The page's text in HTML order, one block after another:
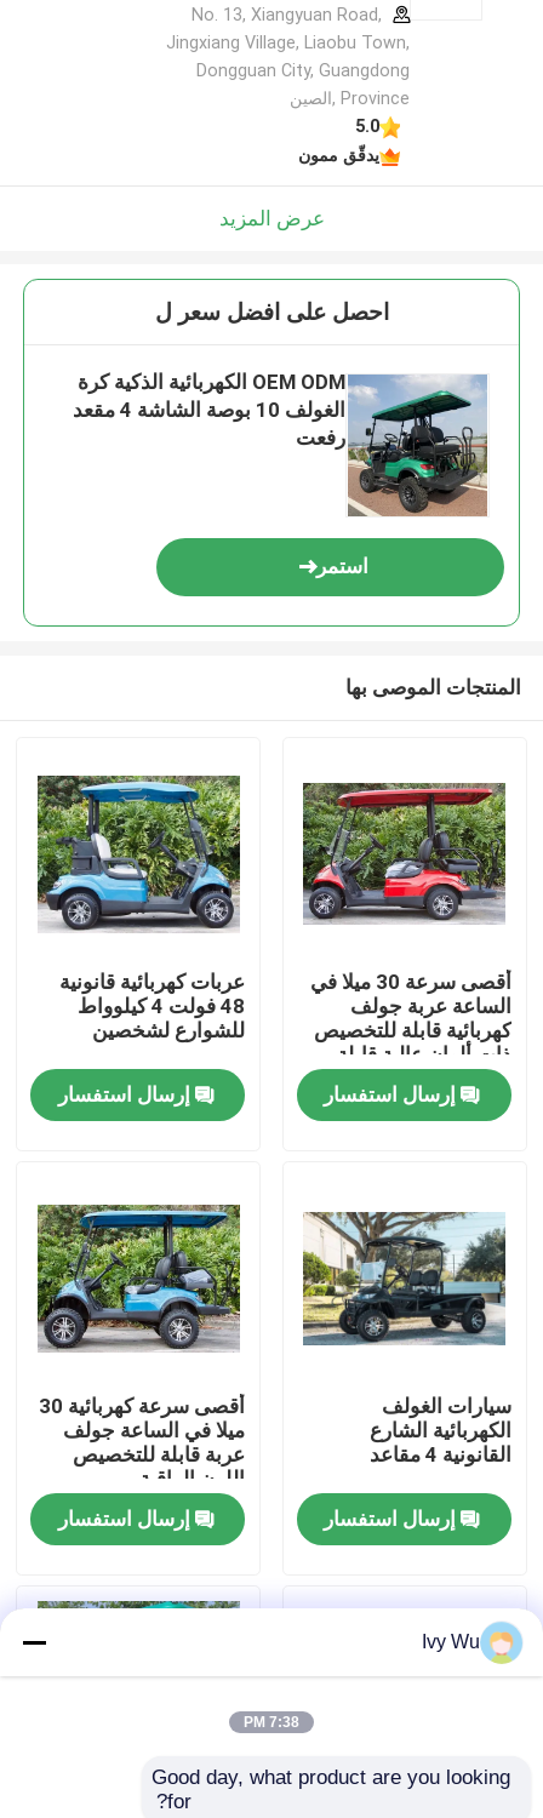
مسكن
معلومات عنا
جولة في المعمل
مراقبة الجودة
اتصل بنا
مرايا جانبية لعربة الجولف
أغطية عجلات عربة الجولف
No. 13, Xiangyuan Road,
Jingxiang Village, Liaobu Town,
Dongguan City, Guangdong
Province ,الصين
5.0
يدقّق ممون
عرض المزيد
احصل على افضل سعر ل
OEM ODM الكهربائية الذكية كرة
الغولف 10 بوصة الشاشة 4 مقعد
رفعت
استمر
المنتجات الموصى بها
أقصى سرعة 30 ميلا في
الساعة عربة جولف
كهربائية قابلة للتخصيص
ذات ألوان عالية قابلة
للترقية
إرسال استفسار
عربات كهربائية قانونية
48 فولت 4 كيلوواط
للشوارع لشخصين
إرسال استفسار
سيارات الغولف
الكهربائية الشارع
القانونية 4 مقاعد
إرسال استفسار
أقصى سرعة كهربائية 30
ميلا في الساعة جولف
عربة قابلة للتخصيص
اللون الراقية
إرسال استفسار
Ivy Wu
7:38 PM
Good day, what product are you looking
for?